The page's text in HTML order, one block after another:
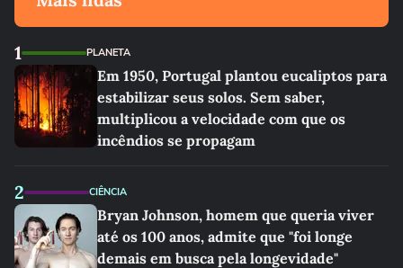
1 PLANETA
Em 1950, Portugal plantou eucaliptos para
estabilizar seus solos. Sem saber,
multiplicou a velocidade com que os
incêndios se propagam
2 CIÊNCIA
Bryan Johnson, homem que queria viver
até os 100 anos, admite que "foi longe
demais em busca pela longevidade"